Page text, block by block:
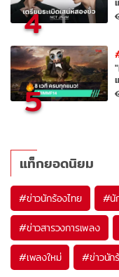
4
5
แท็กยอดนิยม
#ข่าวนักร้องไทย #นั
#ข่าวสารวงการเพลง
#เพลงใหม่ #ข่าวนัก